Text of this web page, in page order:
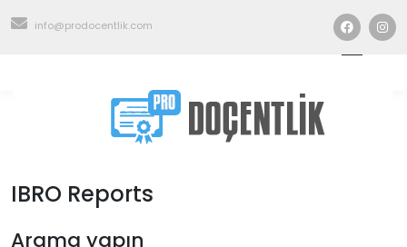
info@prodocentlik.com
IBRO Reports
Arama yapın